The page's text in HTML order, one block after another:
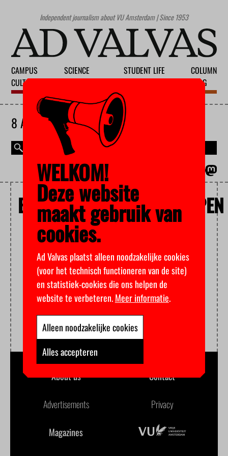
Independent journalism about VU Amsterdam | Since 1953
CAMPUS
CULTURE
SCIENCE
STUDENT LIFE
COLUMN
BLOG
8 AUGUST 2026
MAGAZINE
BEWEGINGSWETENSCHAPPEN
About us Contact
Advertisements Privacy
Magazines
WELKOM!
Deze website
maakt gebruik van
cookies.
Ad Valvas plaatst alleen noodzakelijke cookies
(voor het technisch functioneren van de site)
en statistiek-cookies die ons helpen de
website te verbeteren.Meer informatie.
Alleen noodzakelijke cookies
Alles accepteren